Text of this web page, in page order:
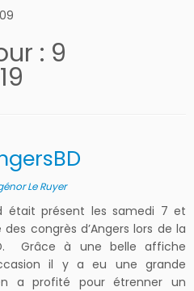
09
: 9
Le Ruyer
était présent les samedi 7 et
congrès d’Angers lors de la
Grâce à une belle affiche
il y a eu une grande
a profité pour étrenner un